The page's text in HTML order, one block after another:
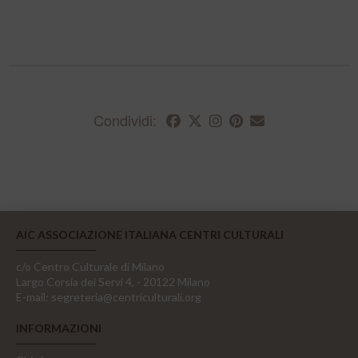
Condividi:
AIC ASSOCIAZIONE ITALIANA CENTRI CULTURALI
c/o Centro Culturale di Milano
Largo Corsia dei Servi 4, - 20122 Milano
E-mail: segreteria@centriculturali.org
INFORMAZIONI